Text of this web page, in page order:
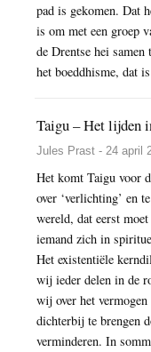
pad is gekomen. Dat
is om met een groep
de Drentse hei samen
het boeddhisme, dat
Taigu – Het lijden
Jules Prast - 24 april
Het komt Taigu voor
over ‘verlichting’ en
wereld, dat eerst
iemand zich in
Het existentiële
wij ieder delen in de
wij over het
dichterbij te brengen
verminderen. In